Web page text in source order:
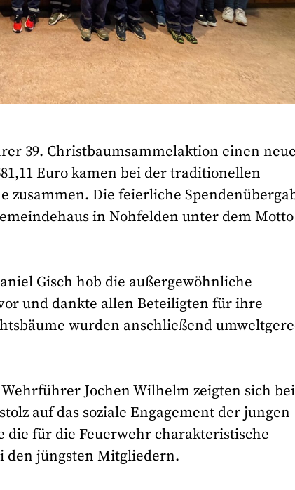
39. Christbaumsammelaktion einen
Euro kamen bei der traditionellen
zusammen. Die feierliche
in Nohfelden unter dem Motto
Gisch hob die außergewöhnliche
und dankte allen Beteiligten für ihre
wurden anschließend
Jochen Wilhelm zeigten sich
auf das soziale Engagement der jungen
die für die Feuerwehr charakteristische
den jüngsten Mitgliedern.